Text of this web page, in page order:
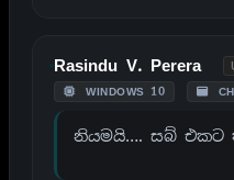
Rasindu V. Perera
WINDOWS 10
නියමයි…. සබ් එකට